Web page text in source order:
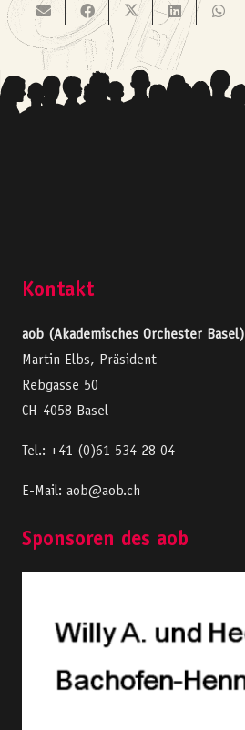
Kontakt
aob (Akademisches Orchester Basel)
Martin Elbs, Präsident
Rebgasse 50
CH-4058 Basel
Tel.: +41 (0)61 534 28 04
E-Mail: aob@aob.ch
Sponsoren des aob